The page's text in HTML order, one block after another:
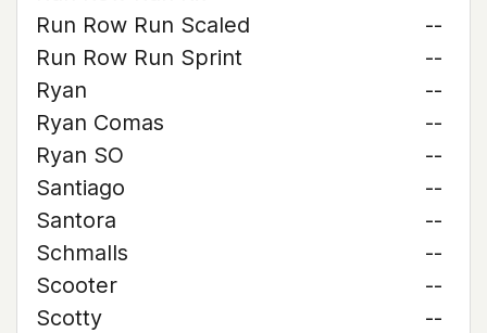
Run Row Run Scaled
--
Run Row Run Sprint
--
Ryan
--
Ryan Comas
--
Ryan SO
--
Santiago
--
Santora
--
Schmalls
--
Scooter
--
Scotty
--